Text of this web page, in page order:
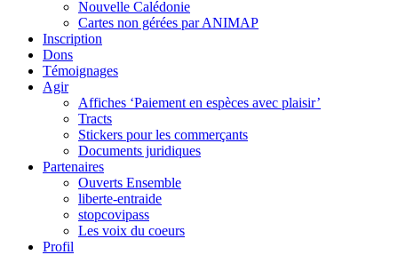
Nouvelle Calédonie
Cartes non gérées par ANIMAP
Inscription
Dons
Témoignages
Agir
Affiches ‘Paiement en espèces avec plaisir’
Tracts
Stickers pour les commerçants
Documents juridiques
Partenaires
Ouverts Ensemble
liberte-entraide
stopcovipass
Les voix du coeurs
Profil